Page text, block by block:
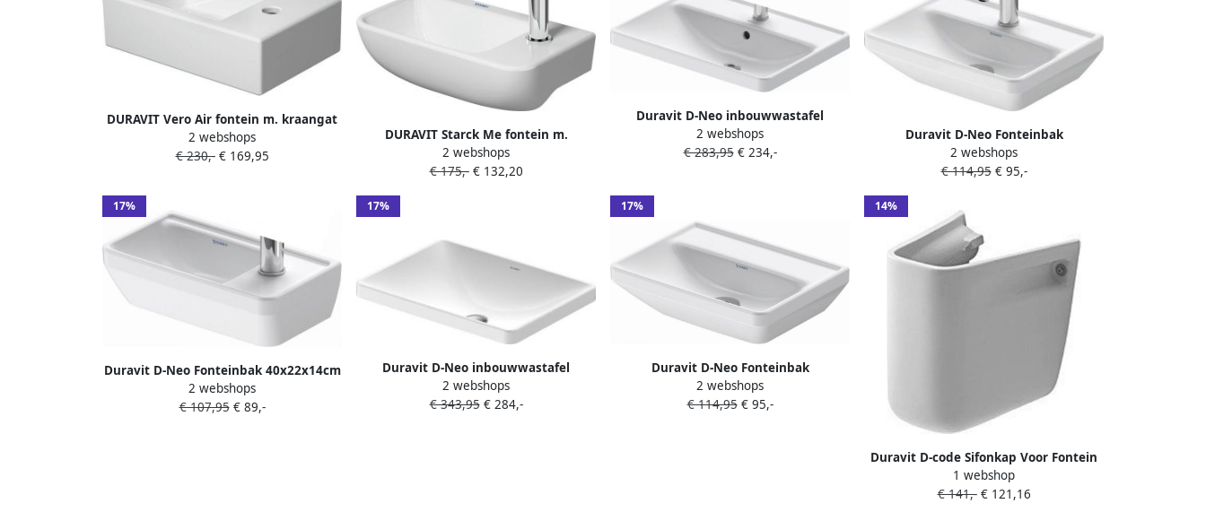
DURAVIT Vero Air fontein m. kraangat
rechts z. overloop 38x25cm incl.
bevestiging wit 0724380000
2 webshops
€ 230,-€ 169,95
DURAVIT Starck Me fontein m.
kraangat rechts z. overloop 40x22cm
wit 0717400000
2 webshops
€ 175,-€ 132,20
Duravit D-Neo inbouwwastafel
60x44x17cm 1 kraangat rechthoek
Keramiek Wit 0357600027
2 webshops
€ 283,95€ 234,-
Duravit D-Neo Fonteinbak
45x33.5x13cm 1 kraangat rechthoek
Keramiek Wit 0738450041
2 webshops
€ 114,95€ 95,-
17%
Duravit D-Neo Fonteinbak 40x22x14cm
1 kraangat rechthoek Keramiek Wit
0739400041
2 webshops
€ 107,95€ 89,-
17%
Duravit D-Neo inbouwwastafel
60x44x14.5cm 1 kraangat rechthoek
Keramiek Wit 0358600079
2 webshops
€ 343,95€ 284,-
17%
Duravit D-Neo Fonteinbak
45x33.5x13cm zonder kraangat
rechthoek Keramiek Wit 0738450070
2 webshops
€ 114,95€ 95,-
14%
Duravit D-code Sifonkap Voor Fontein
45 Cm. 07054500002 Wit
1 webshop
€ 141,-€ 121,16